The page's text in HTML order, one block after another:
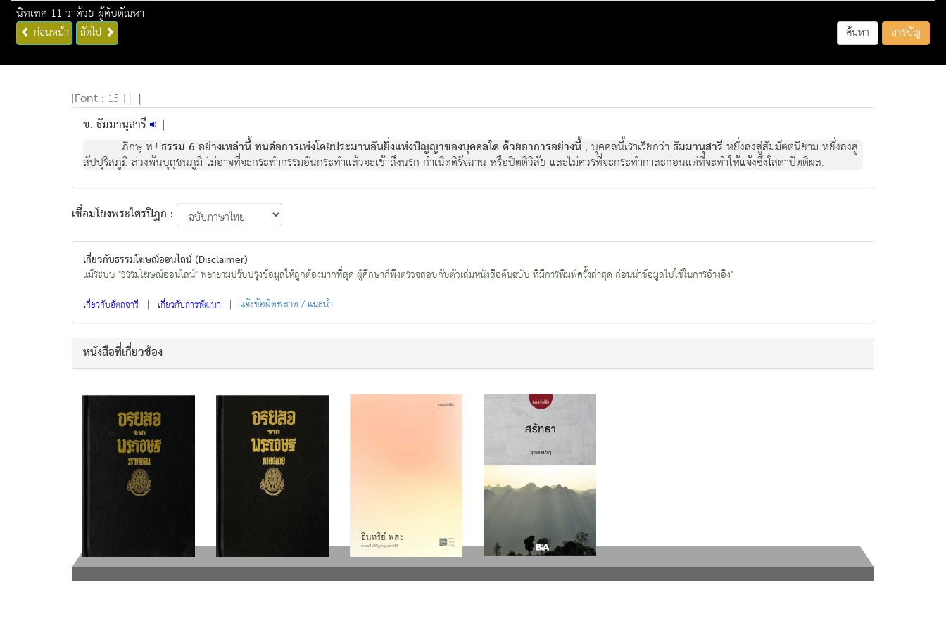
นิทเทศ 11 ว่าด้วย ผู้ดับตัณหา
ก่อนหน้า ถัดไป ค้นหา สารบัญ
[Font : 15 ] | |
ข. ธัมมานุสารี |
ภิกษุ ท.!ธรรม 6 อย่างเหล่านี้ ทนต่อการเพ่งโดยประมานอันยิ่งแห่งปัญญาของบุคคลใด ด้วยอาการอย่างนี้ ; บุคคลนี้เราเรียกว่าธัมมานุสารี หยั่งลงสู่สัมมัตตนิยาม หยั่งลงสู่
สัปปุริสภูมิ ล่วงพ้นบุถุชนภูมิ ไม่อาจที่จะกระทำกรรมอันกระทำแล้วจะเข้าถึงนรก กำเนิดดิรัจฉาน หรือปิตติวิสัย และไม่ควรที่จะกระทำกาละก่อนแต่ที่จะทำให้แจ้งซึ่งโสดาปัตติผล.
เชื่อมโยงพระไตรปิฏก :
เกี่ยวกับธรรมโฆษณ์ออนไลน์ (Disclaimer)
แม้ระบบ "ธรรมโฆษณ์ออนไลน์" พยายามปรับปรุงข้อมูลให้ถูกต้องมากที่สุด ผู้ศึกษาก็พึงตรวจสอบกับตัวเล่มหนังสือต้นฉบับ ที่มีการพิมพ์ครั้งล่าสุด ก่อนนำข้อมูลไปใช้ในการอ้างอิง"
เกี่ยวกับอัตถจารี | เกี่ยวกับการพัฒนา | แจ้งข้อผิดพลาด / แนะนำ
หนังสือที่เกี่ยวข้อง